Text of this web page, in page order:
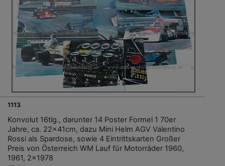
1113
Konvolut 16tlg., darunter 14 Poster Formel 1 70er
Jahre, ca. 22x41cm, dazu Mini Helm AGV Valentino
Rossi als Spardose, sowie 4 Eintrittskarten Großer
Preis von Österreich WM Lauf für Motorräder 1960,
1961, 2x1978